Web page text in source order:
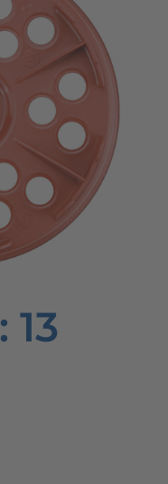
: 13